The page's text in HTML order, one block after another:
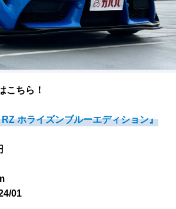
こちら！
ホライズンブルーエディション』
01